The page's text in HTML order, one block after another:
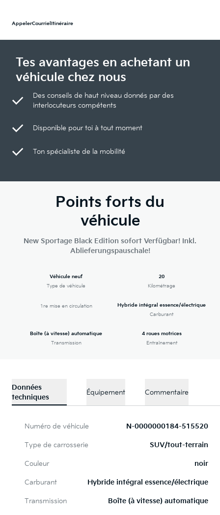
AppelerCourriel Itinéraire
Tes avantages en achetant un
véhicule chez nous
Des conseils de haut niveau donnés par des
interlocuteurs compétents
Disponible pour toi à tout moment
Ton spécialiste de la mobilité
Points forts du
véhicule
New Sportage Black Edition sofort Verfügbar! Inkl.
Ablieferungspauschale!
Véhicule neuf
Type de véhicule
20
Kilométrage
1re mise en circulation
Hybride intégral essence/électrique
Carburant
Boîte (à vitesse) automatique
Transmission
4 roues motrices
Entraînement
Données
techniques
Équipement Commentaire
Numéro de véhicule N-0000000184-515520
Type de carrosserie SUV/tout-terrain
Couleur noir
Carburant Hybride intégral essence/électrique
Transmission Boîte (à vitesse) automatique